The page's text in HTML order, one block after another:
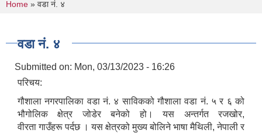
You are here
Home » वडा नं. ४
वडा नं. ४
Submitted on: Mon, 03/13/2023 - 16:26
परिचय:
गौशाला नगरपालिका वडा नं. ४ साविकको गौशाला वडा नं. ५ र ६ को
भौगोलिक क्षेत्र जोडेर बनेको हो। यस अन्तर्गत रजखोर,
वीरता गाउँहरू पर्दछ । यस क्षेत्रको मुख्य बोलिने भाषा मैथिली, नेपाली र